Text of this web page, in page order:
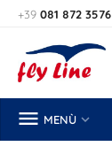
+39 081 872 3576
 MENÙ 